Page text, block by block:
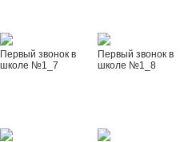
Первый звонок в
школе №1_7
Первый звонок в
школе №1_8